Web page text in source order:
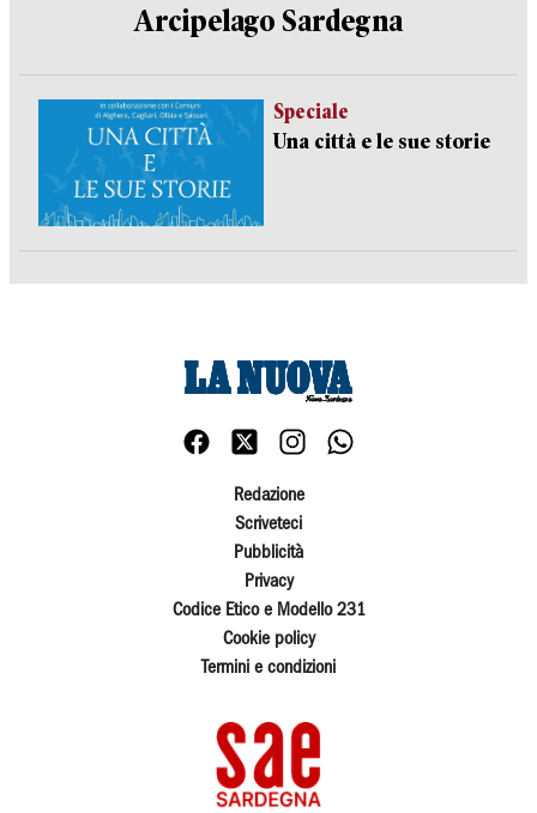
Arcipelago Sardegna
Speciale
Una città e le sue storie
Redazione
Scriveteci
Pubblicità
Privacy
Codice Etico e Modello 231
Cookie policy
Termini e condizioni